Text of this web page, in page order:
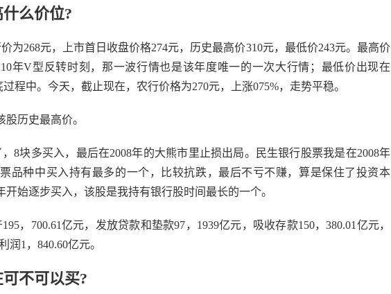
么价位?
为268元，上市首日收盘价格274元，历史最高价310元，最低价243元。最高价
年V型反转时刻，那一波行情也是该年度唯一的一次大行情；最低价出现在
程中。今天，截止现在，农行价格为270元，上涨075%，走势平稳。
股历史最高价。
8块多买入，最后在2008年的大熊市里止损出局。民生银行股票我是在2008年
品种中买入持有最多的一个，比较抗跌，最后不亏不赚，算是保住了投资本
开始逐步买入，该股是我持有银行股时间最长的一个。
，700.61亿元，发放贷款和垫款97，1939亿元，吸收存款150，380.01亿元，
润1，840.60亿元。
不可以买?